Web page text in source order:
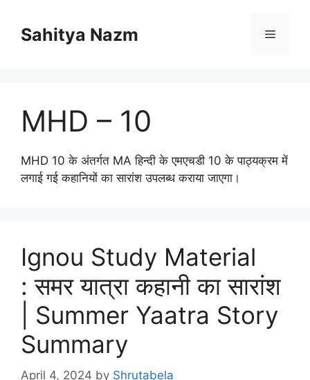
Sahitya Nazm
MHD – 10
MHD 10 के अंतर्गत MA हिन्दी के एमएचडी 10 के पाठ्यक्रम में
लगाई गई कहानियों का सारांश उपलब्ध कराया जाएगा।
Ignou Study Material
: समर यात्रा कहानी का सारांश
| Summer Yaatra Story
Summary
April 4, 2024 by Shrutabela